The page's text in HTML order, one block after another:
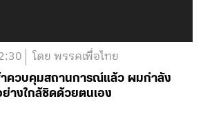
โดย พรรคเพื่อไทย
าควบคุมสถานการณ์แล้ว ผมกำลัง
างใกล้ชิดด้วยตนเอง